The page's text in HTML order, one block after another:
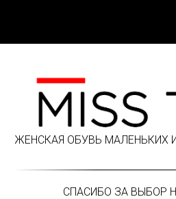
ЖЕНСКАЯ ОБУВЬ МАЛЕНЬКИХ
СПАСИБО ЗА ВЫБОР